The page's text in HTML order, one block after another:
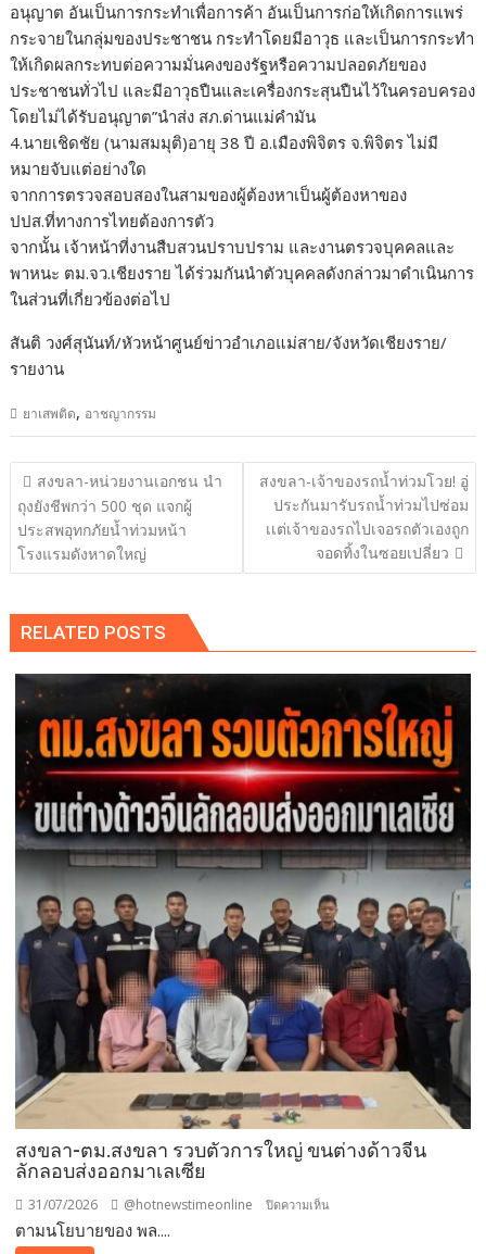
อนุญาต อันเป็นการกระทำเพื่อการค้า อันเป็นการก่อให้เกิดการแพร่
กระจายในกลุ่มของประชาชน กระทำโดยมีอาวุธ และเป็นการกระทำ
ให้เกิดผลกระทบต่อความมั่นคงของรัฐหรือความปลอดภัยของ
ประชาชนทั่วไป และมีอาวุธปืนและเครื่องกระสุนปืนไว้ในครอบครอง
โดยไม่ได้รับอนุญาต”นำส่ง สภ.ด่านแม่คำมัน
4.นายเชิดชัย (นามสมมุติ)อายุ 38 ปี อ.เมืองพิจิตร จ.พิจิตร ไม่มี
หมายจับแต่อย่างใด
จากการตรวจสอบสองในสามของผู้ต้องหาเป็นผู้ต้องหาของ
ปปส.ที่ทางการไทยต้องการตัว
จากนั้น เจ้าหน้าที่งานสืบสวนปราบปราม และงานตรวจบุคคลและ
พาหนะ ตม.จว.เชียงราย ได้ร่วมกันนำตัวบุคคลดังกล่าวมาดำเนินการ
ในส่วนที่เกี่ยวข้องต่อไป
สันติ วงศ์สุนันท์/หัวหน้าศูนย์ข่าวอำเภอแม่สาย/จังหวัดเชียงราย/
รายงาน
ยาเสพติด, อาชญากรรม
แนะแนว
เรื่อง
สงขลา-หน่วยงานเอกชน นำ
ถุงยังชีพกว่า 500 ชุด แจกผู้
ประสพอุทกภัยน้ำท่วมหน้า
โรงแรมดังหาดใหญ่
สงขลา-เจ้าของรถน้ำท่วมโวย! อู่
ประกันมารับรถน้ำท่วมไปซ่อม
เเต่เจ้าของรถไปเจอรถตัวเองถูก
จอดทิ้งในซอยเปลี่ยว
RELATED POSTS
สงขลา-ตม.สงขลา รวบตัวการใหญ่ ขนต่างด้าวจีน
ลักลอบส่งออกมาเลเซีย
31/07/2026 @hotnewstimeonline ปิดความเห็น
ตามนโยบายของ พล....